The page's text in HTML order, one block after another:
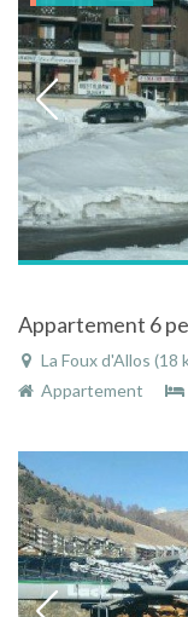
La Foux d'Allos (18 km),
Appartement